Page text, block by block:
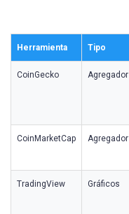
Herramienta Tipo
CoinGecko Agregador
CoinMarketCap Agregador
TradingView Gráficos